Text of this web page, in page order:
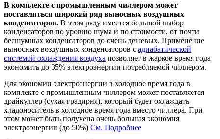
В комплекте с промышленным чиллером может
поставляться широкий ряд выносных воздушных
конденсаторов. В этом ряду имеется большой выбор
конденсаторов по уровню шума и по стоимости, от почти
бесшумных конденсаторов до очень дешевых. Применение
выносных воздушных конденсаторов с адиабатической
системой охлаждения воздуха позволяет в жаркое время года
экономить до 35% электроэнергии потребляемой чиллером.
Для экономии электроэнергии в холодное время года в
комплекте с промышленным чиллером может поставляется
драйкуллер (сухая градирня), который будет охлаждать
хладоноситель в холодное время года вместо чиллера. При
этом может быть получена очень большая экономия
электроэнергии (до 50%) См. Подробнее